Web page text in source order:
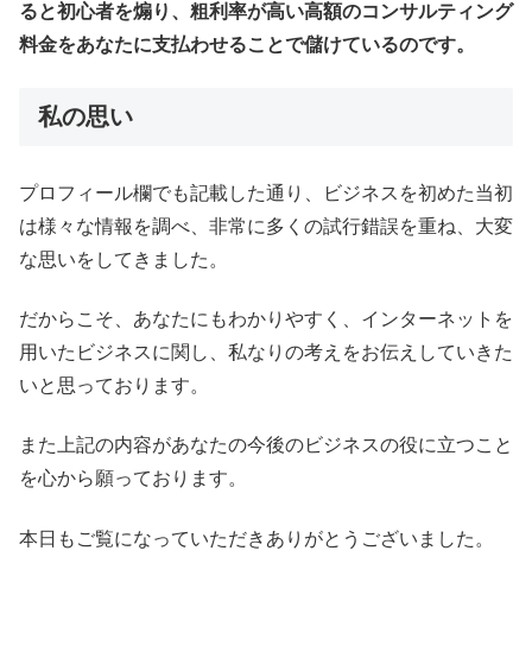
ると初心者を煽り、粗利率が高い高額のコンサルティング
料金をあなたに支払わせることで儲けているのです。
私の思い
プロフィール欄でも記載した通り、ビジネスを初めた当初
は様々な情報を調べ、非常に多くの試行錯誤を重ね、大変
な思いをしてきました。
だからこそ、あなたにもわかりやすく、インターネットを
用いたビジネスに関し、私なりの考えをお伝えしていきた
いと思っております。
また上記の内容があなたの今後のビジネスの役に立つこと
を心から願っております。
本日もご覧になっていただきありがとうございました。